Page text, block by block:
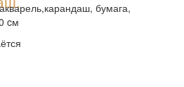
бумага,
cм